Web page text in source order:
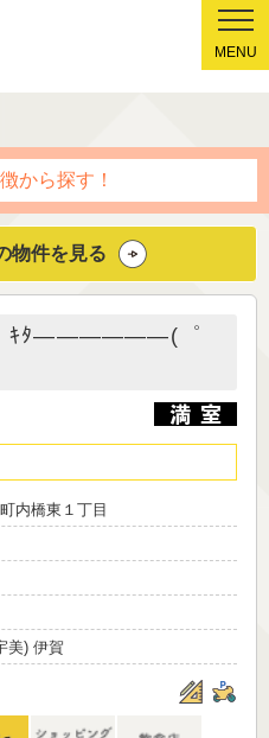
MENU
から探す！
物件を見る
！ｷﾀ——————(゜
内橋東１丁目
美) 伊賀